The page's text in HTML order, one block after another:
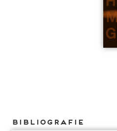
Bibliografie